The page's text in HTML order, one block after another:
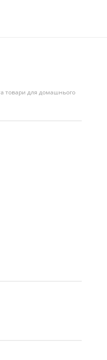
товари для домашнього